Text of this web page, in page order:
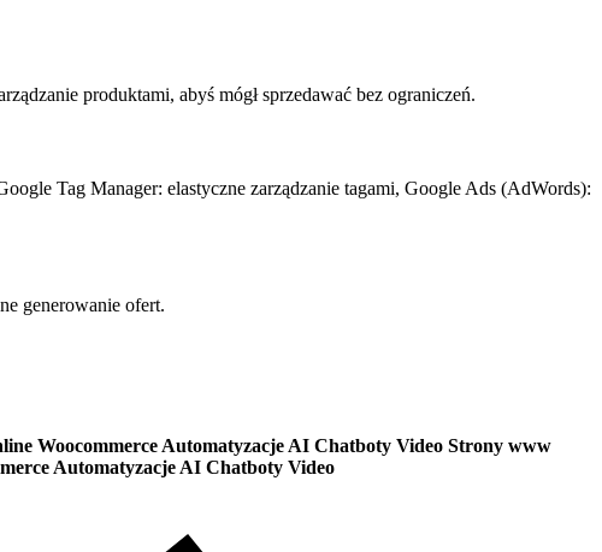
produktami, abyś mógł sprzedawać bez ograniczeń.
Tag Manager: elastyczne zarządzanie tagami, Google Ads (AdWords):
generowanie ofert.
WoocommerceAutomatyzacje AI Chatboty Video Strony www
Automatyzacje AI Chatboty Video